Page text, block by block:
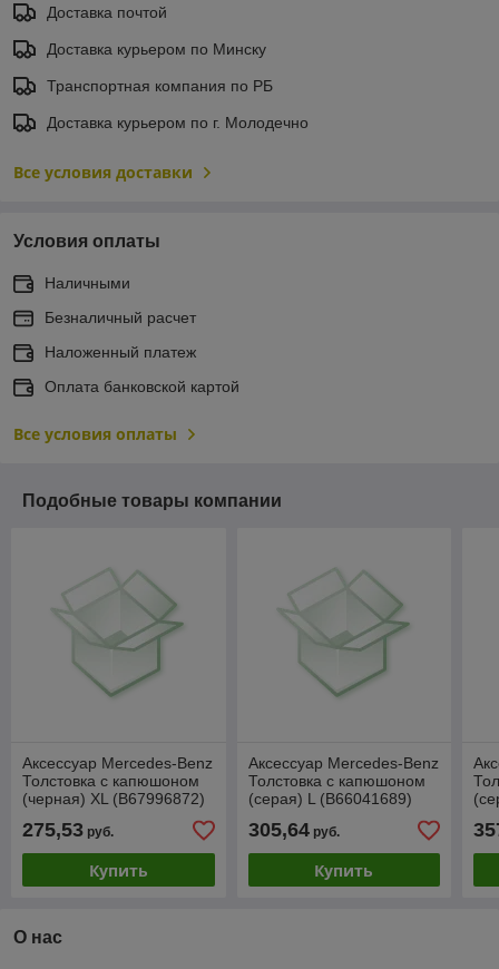
Доставка почтой
Доставка курьером по Минску
Транспортная компания по РБ
Доставка курьером по г. Молодечно
Все условия доставки
Условия оплаты
Наличными
Безналичный расчет
Наложенный платеж
Оплата банковской картой
Все условия оплаты
Подобные товары компании
Аксессуар Mercedes-Benz
Толстовка с капюшоном
(черная) XL (B67996872)
275,53 руб.
Купить
Аксессуар Mercedes-Benz
Толстовка с капюшоном
(серая) L (B66041689)
305,64руб.
Купить
О нас